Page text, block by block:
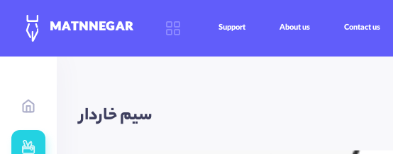
MATNNEGAR Support About us Contact us
سیم خاردار